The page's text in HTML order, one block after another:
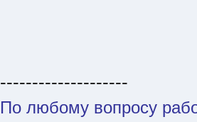
--------------------
По любому вопросу